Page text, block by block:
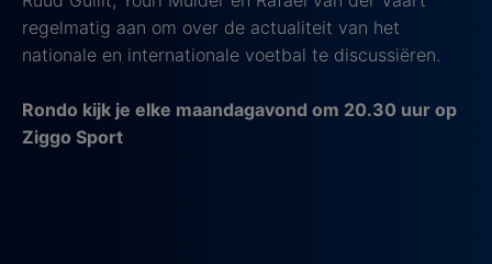
regelmatig aan om over de actualiteit van het
nationale en internationale voetbal te discussiëren.
Rondo kijk je elke maandagavond om 20.30 uur op
Ziggo Sport